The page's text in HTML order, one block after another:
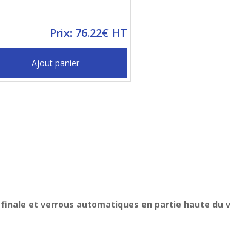
Prix: 76.22€ HT
Ajout panier
et verrous automatiques en partie haute du